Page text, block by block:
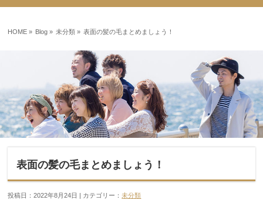
HOME » Blog » 未分類 » 表面の髪の毛まとめましょう！
表面の髪の毛まとめましょう！
投稿日：2022年8月24日 | カテゴリー：未分類